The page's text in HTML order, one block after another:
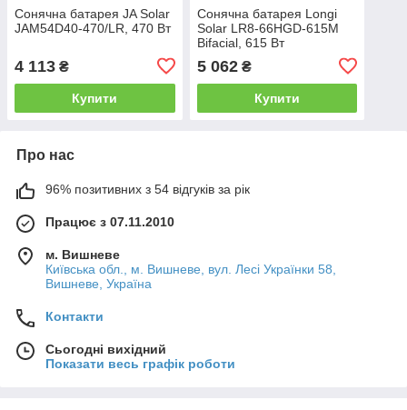
Сонячна батарея JA Solar
JAM54D40-470/LR, 470 Вт
4 113 ₴
Купити
Сонячна батарея Longi
Solar LR8-66HGD-615M
Bifacial, 615 Вт
5 062₴
Купити
Про нас
96% позитивних з 54 відгуків за рік
Працює з 07.11.2010
м. Вишневе
Київська обл., м. Вишневе, вул. Лесі Українки 58,
Вишневе, Україна
Контакти
Сьогодні вихідний
Показати весь графік роботи